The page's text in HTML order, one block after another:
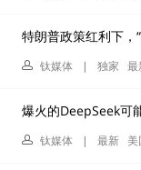
特朗普政策红利下，
钛媒体 | 独家 最
爆火的DeepSeek可
钛媒体 | 最新 美